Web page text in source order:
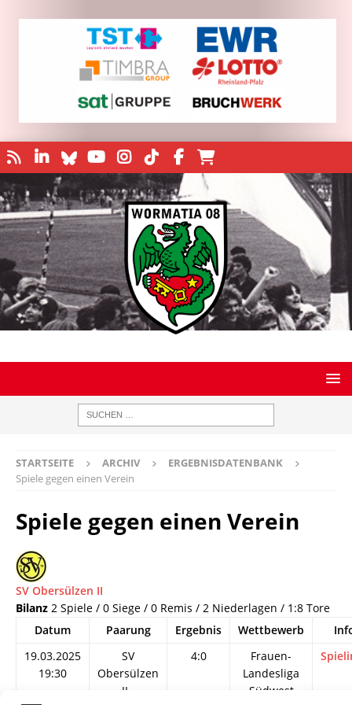
STARTSEITE ARCHIV
ERGEBNISDATENBANK
Spiele gegen einen Verein
Spiele gegen einen Verein
SV Obersülzen II
Bilanz 2 Spiele / 0 Siege / 0 Remis / 2 Niederlagen / 1:8 Tore
Datum
Paarung Ergebnis Wettbewerb
19.03.2025
19:30
SV
Obersülzen
II -
4:0
Frauen-
Landesliga
Südwest